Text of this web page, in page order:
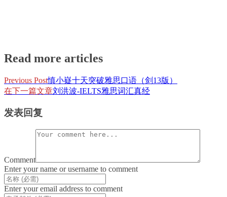
Read more articles
Previous Post慎小嶷十天突破雅思口语（剑13版）
在下一篇文章刘洪波-IELTS雅思词汇真经
发表回复
Comment
Enter your name or username to comment
Enter your email address to comment